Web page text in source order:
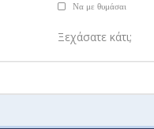
Να με θυμάσαι
Ξεχάσατε κάτι;